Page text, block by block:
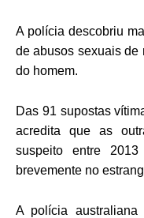
A polícia descobriu
de abusos sexuais de
do homem.
Das 91 supostas
acredita que as
suspeito entre
brevemente no
A polícia